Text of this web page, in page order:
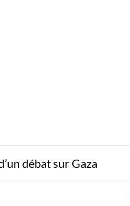
débat sur Gaza